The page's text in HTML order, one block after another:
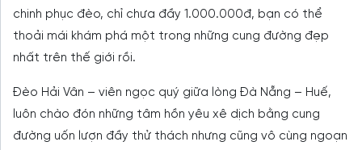
chinh phục đèo, chỉ chưa đầy 1.000.000đ, bạn có thể
thoải mái khám phá một trong những cung đường đẹp
nhất trên thế giới rồi.
Đèo Hải Vân – viên ngọc quý giữa lòng Đà Nẵng – Huế,
luôn chào đón những tâm hồn yêu xê dịch bằng cung
đường uốn lượn đầy thử thách nhưng cũng vô cùng ngoạn